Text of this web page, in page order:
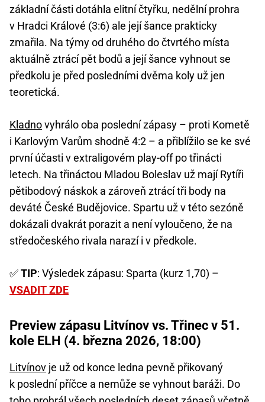
základní části dotáhla elitní čtyřku, nedělní prohra
v Hradci Králové (3:6) ale její šance prakticky
zmařila. Na týmy od druhého do čtvrtého místa
aktuálně ztrácí pět bodů a její šance vyhnout se
předkolu je před posledními dvěma koly už jen
teoretická.
Kladnovyhrálo oba poslední zápasy – proti Kometě
i Karlovým Varům shodně 4:2 – a přiblížilo se ke své
první účasti v extraligovém play-off po třinácti
letech. Na třináctou Mladou Boleslav už mají Rytíři
pětibodový náskok a zároveň ztrácí tři body na
deváté České Budějovice. Spartu už v této sezóně
dokázali dvakrát porazit a není vyloučeno, že na
středočeského rivala narazí i v předkole.
✅TIP: Výsledek zápasu: Sparta (kurz 1,70) –
VSADIT ZDE
Preview zápasu Litvínov vs. Třinec v 51.
kole ELH (4. března 2026, 18:00)
Litvínov je už od konce ledna pevně přikovaný
k poslední příčce a nemůže se vyhnout baráži. Do